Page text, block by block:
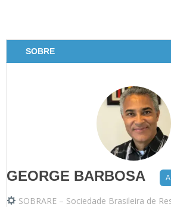
SOBRE
GEORGE BARBOSA
SOBRARE – Sociedade Brasileira de